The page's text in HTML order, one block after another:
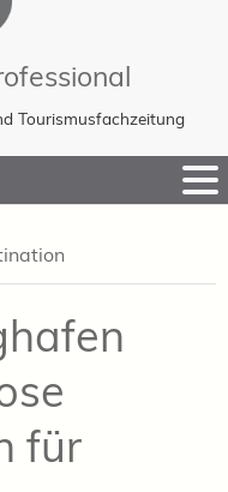
Tourismusfachzeitung
für